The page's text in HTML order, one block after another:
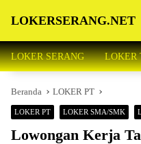
LOKERSERANG.NET
Lowongan
Kerja
dan
Sekitarnya
LOKER SERANG LOKER
Beranda LOKER PT
LOKER PT LOKER SMA/SMK
Lowongan Kerja